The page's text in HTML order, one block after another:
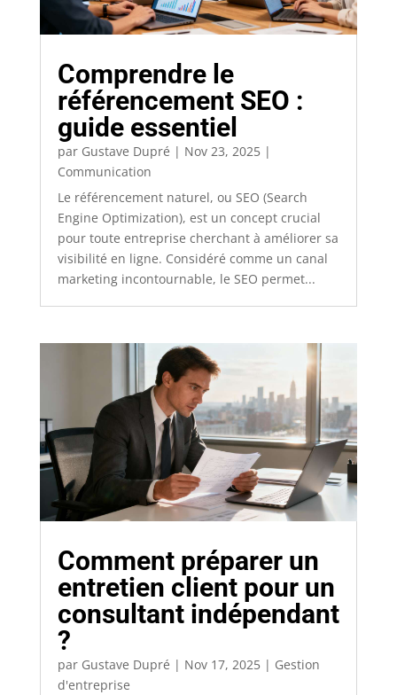
Comprendre le
référencement SEO :
guide essentiel
par Gustave Dupré | Nov 23, 2025|
Communication
Le référencement naturel, ou SEO (Search
Engine Optimization), est un concept crucial
pour toute entreprise cherchant à améliorer sa
visibilité en ligne. Considéré comme un canal
marketing incontournable, le SEO permet...
Comment préparer un
entretien client pour un
consultant indépendant
?
par Gustave Dupré | Nov 17, 2025| Gestion
d'entreprise